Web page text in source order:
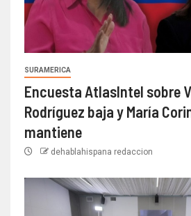
SURAMERICA
Encuesta AtlasIntel sobre
Rodríguez baja y María
mantiene
dehablahispana redaccion